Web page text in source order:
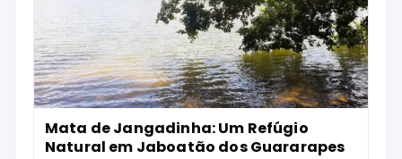
Mata de Jangadinha: Um Refúgio
Natural em Jaboatão dos Guararapes